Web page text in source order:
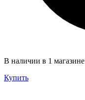
В наличии в 1 магазине
Купить